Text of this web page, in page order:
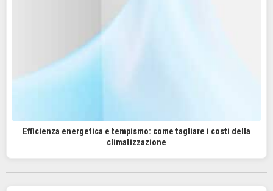
Efficienza energetica e tempismo: come tagliare i costi della
climatizzazione